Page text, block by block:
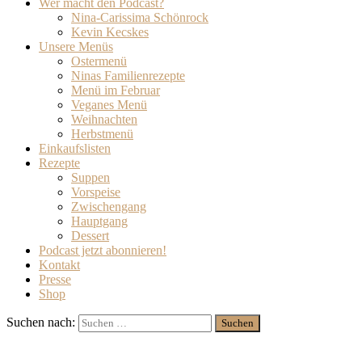
Wer macht den Podcast?
Nina-Carissima Schönrock
Kevin Kecskes
Unsere Menüs
Ostermenü
Ninas Familienrezepte
Menü im Februar
Veganes Menü
Weihnachten
Herbstmenü
Einkaufslisten
Rezepte
Suppen
Vorspeise
Zwischengang
Hauptgang
Dessert
Podcast jetzt abonnieren!
Kontakt
Presse
Shop
Suchen nach: